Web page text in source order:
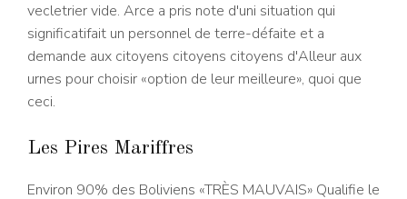
vecletrier vide. Arce a pris note d'uni situation qui
significatifait un personnel de terre-défaite et a
demande aux citoyens citoyens citoyens d'Alleur aux
urnes pour choisir «option de leur meilleure», quoi que
ceci.
Les Pires Mariffres
Environ 90% des Boliviens «TRÈS MAUVAIS» Qualifie le